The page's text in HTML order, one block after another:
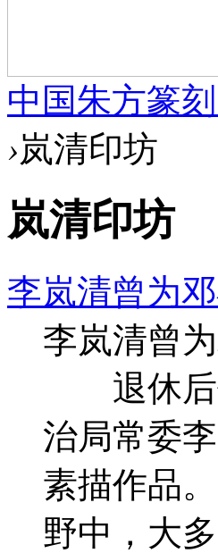
中国朱方篆
›岚清印坊
岚清印坊
李岚清曾为
李岚清曾
退休后
治局常委
素描作品
野中，大